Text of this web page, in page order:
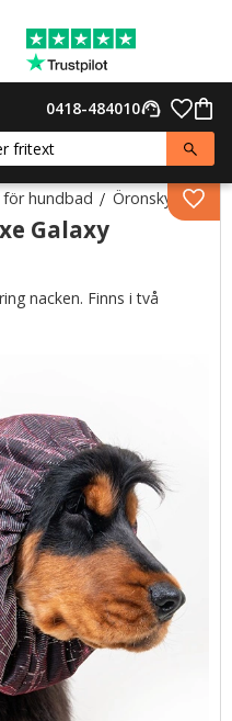
support_agent
0418-484010
hundbad Öronskydd
Galaxy
nacken. Finns i två